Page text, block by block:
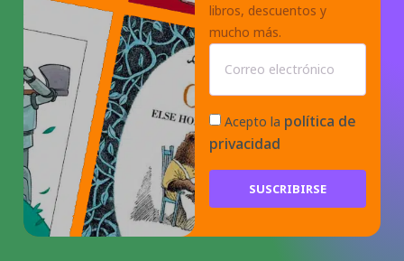
libros, descuentos y
mucho más.
Acepto la política de
privacidad
SUSCRIBIRSE